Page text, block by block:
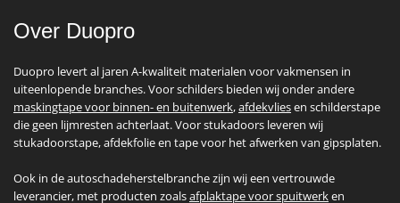
Over Duopro
Duopro levert al jaren A-kwaliteit materialen voor vakmensen in
uiteenlopende branches. Voor schilders bieden wij onder andere
maskingtape voor binnen- en buitenwerk,afdekvliesen schilderstape
die geen lijmresten achterlaat. Voor stukadoors leveren wij
stukadoorstape, afdekfolie en tape voor het afwerken van gipsplaten.
Ook in de autoschadeherstelbranche zijn wij een vertrouwde
leverancier, met producten zoalsafplaktape voor spuitwerken